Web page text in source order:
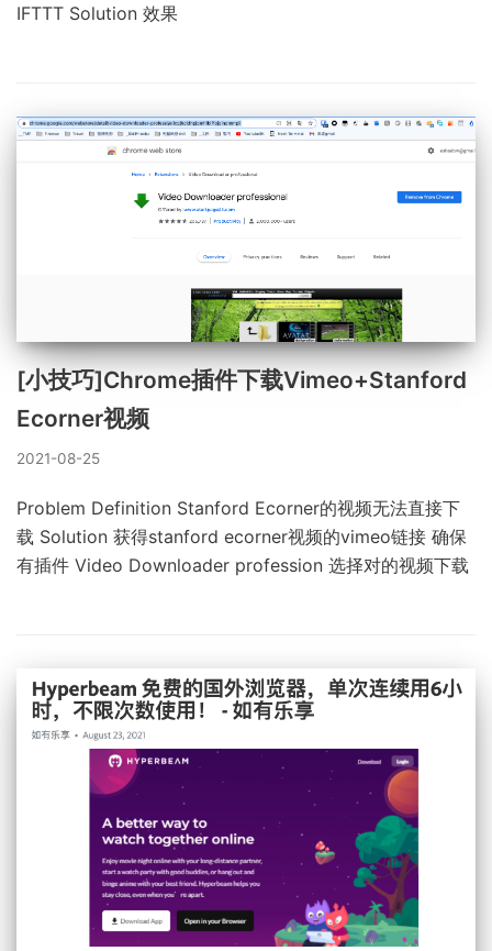
IFTTT Solution 效果
[小技巧]Chrome插件下载Vimeo+Stanford
Ecorner视频
2021-08-25
Problem Definition Stanford Ecorner的视频无法直接下
载 Solution 获得stanford ecorner视频的vimeo链接 确保
有插件 Video Downloader profession 选择对的视频下载